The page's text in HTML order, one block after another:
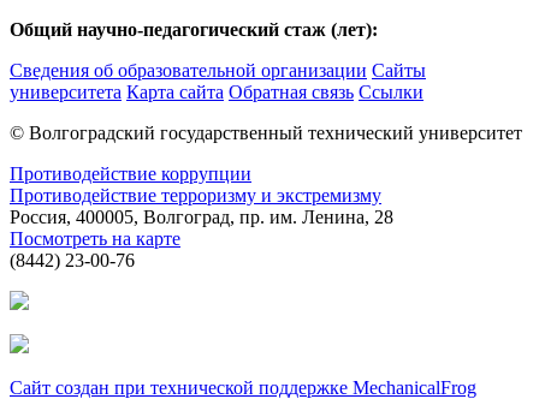
Общий научно-педагогический стаж (лет):
Сведения об образовательной организации Сайты
университета Карта сайта Обратная связь Ссылки
© Волгоградский государственный технический университет
Противодействие коррупции
Противодействие терроризму и экстремизму
Россия, 400005, Волгоград, пр. им. Ленина, 28
Посмотреть на карте
(8442) 23-00-76
Сайт создан при технической поддержке MechanicalFrog